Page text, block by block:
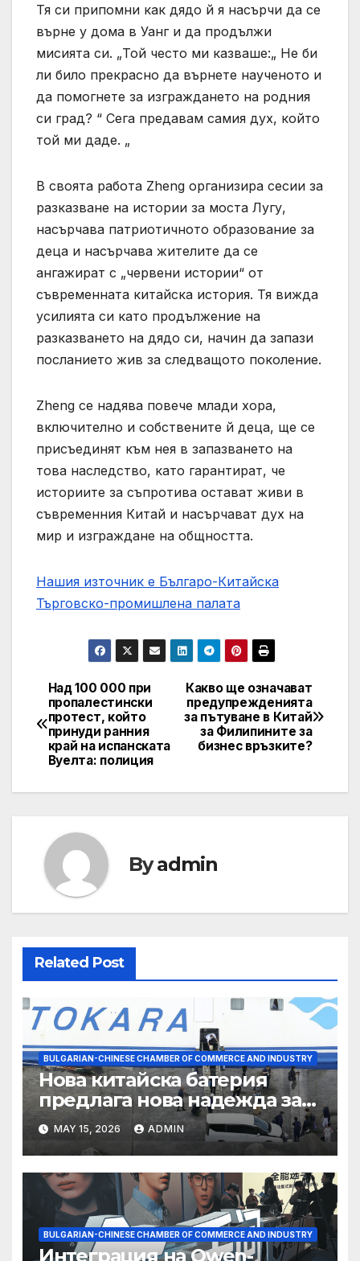
Тя си припомни как дядо й я насърчи да се
върне у дома в Уанг и да продължи
мисията си. „Той често ми казваше:„ Не би
ли било прекрасно да върнете наученото и
да помогнете за изграждането на родния
си град? “ Сега предавам самия дух, който
той ми даде. „
В своята работа Zheng организира сесии за
разказване на истории за моста Лугу,
насърчава патриотичното образование за
деца и насърчава жителите да се
ангажират с „червени истории“ от
съвременната китайска история. Тя вижда
усилията си като продължение на
разказването на дядо си, начин да запази
посланието жив за следващото поколение.
Zheng се надява повече млади хора,
включително и собствените й деца, ще се
присъединят към нея в запазването на
това наследство, като гарантират, че
историите за съпротива остават живи в
съвременния Китай и насърчават дух на
мир и изграждане на общността.
Нашия източник е Българо-Китайска
Търговско-промишлена палaта
Post
navigation
Какво ще означават
предупрежденията
за пътуване в Китай
за Филипините за
бизнес връзките?
Над 100 000 при
пропалестински
протест, който
принуди ранния
край на испанската
Вуелта: полиция
Byadmin
Related Post
BULGARIAN-CHINESE CHAMBER OF COMMERCE AND INDUSTRY
Нова китайска батерия
предлага нова надежда за
съхранение на водород
MAY 15, 2026 ADMIN
BULGARIAN-CHINESE CHAMBER OF COMMERCE AND INDUSTRY
Интеграция на Qwen-